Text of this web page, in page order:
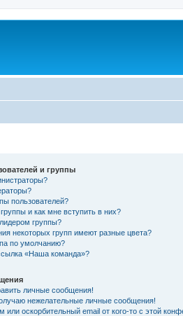
и группы
пользователей?
и как мне вступить в них?
группы?
некоторых групп имеют разные цвета?
по умолчанию?
«Наша команда»?
личные сообщения!
нежелательные личные сообщения!
или оскорбительный email от кого-то с этой